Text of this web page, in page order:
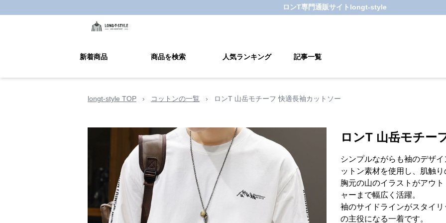
ロンT専門通販サイト longt-style
新着商品 商品を検索 人気ランキング 記事一覧
longt-style TOP › コットンの一覧 › ロンT 山岳モチーフ 快適長袖カットソー
ロンT 山岳モチー
シンプルながらも袖のデザ
ットン素材を使用し、肌触
胸元の山のイラストがアウ
ャーまで幅広く活躍。
袖のサイドラインがスタイ
の主役になる一着です。